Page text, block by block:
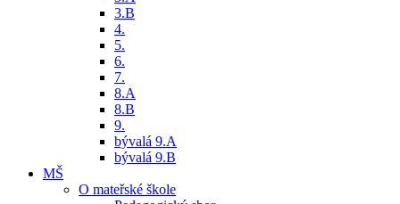
3.B
4.
5.
6.
7.
8.A
8.B
9.
bývalá 9.A
bývalá 9.B
MŠ
O mateřské škole